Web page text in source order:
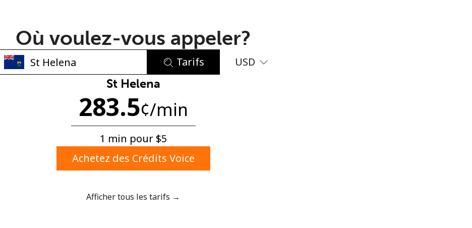
Aucun mot de passe créé
8 caractères minimum
Une lettre majuscule et une lettre minuscule
Un caractère spécial
Où voulez-vous appeler?
Tarifs USD
St Helena
283.5¢/min
1 min pour ⁦$5⁩
Achetez des Crédits Voice
Afficher tous les tarifs →